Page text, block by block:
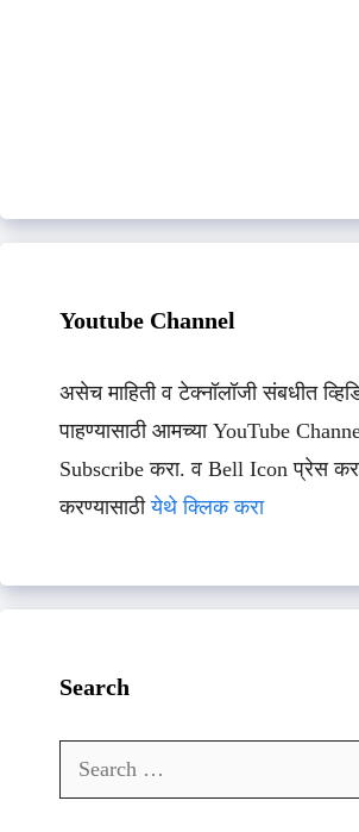
Youtube Channel
असेच माहिती व टेक्नॉलॉजी संबधीत
पाहण्यासाठी आमच्या YouTube
Subscribe करा. व Bell Icon प्रेस
करण्यासाठीयेथे क्लिक करा
Search
Search
for: